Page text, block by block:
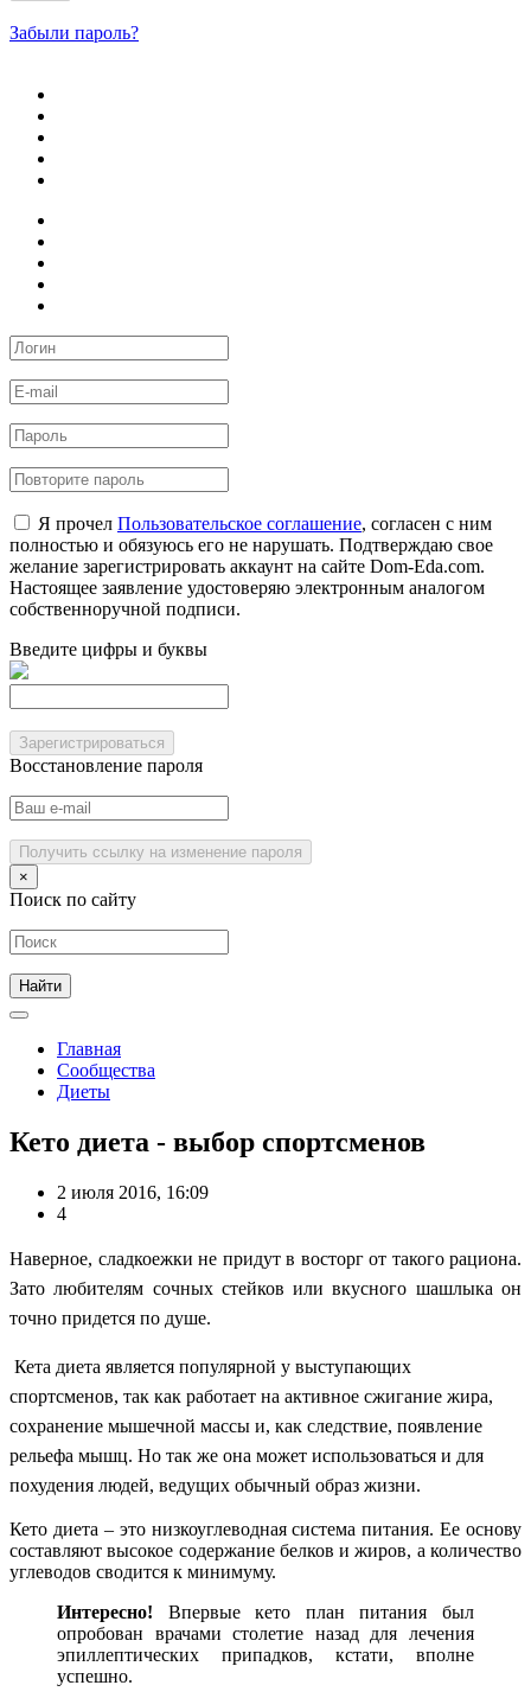
Забыли пароль?
Я прочел Пользовательское соглашение, согласен с ним
полностью и обязуюсь его не нарушать. Подтверждаю свое
желание зарегистрировать аккаунт на сайте Dom-Eda.com.
Настоящее заявление удостоверяю электронным аналогом
собственноручной подписи.
Введите цифры и буквы
Зарегистрироваться
Восстановление пароля
Получить ссылку на изменение пароля
×
Поиск по сайту
Главная
Сообщества
Диеты
Кето диета - выбор спортсменов
2 июля 2016, 16:09
4
Наверное, сладкоежки не придут в восторг от такого рациона.
Зато любителям сочных стейков или вкусного шашлыка он
точно придется по душе.
Кета диета является популярной у выступающих
спортсменов, так как работает на активное сжигание жира,
сохранение мышечной массы и, как следствие, появление
рельефа мышц. Но так же она может использоваться и для
похудения людей, ведущих обычный образ жизни.
Кето диета – это низкоуглеводная система питания. Ее основу
составляют высокое содержание белков и жиров, а количество
углеводов сводится к минимуму.
Интересно! Впервые кето план питания был
опробован врачами столетие назад для лечения
эпиллептических припадков, кстати, вполне
успешно.